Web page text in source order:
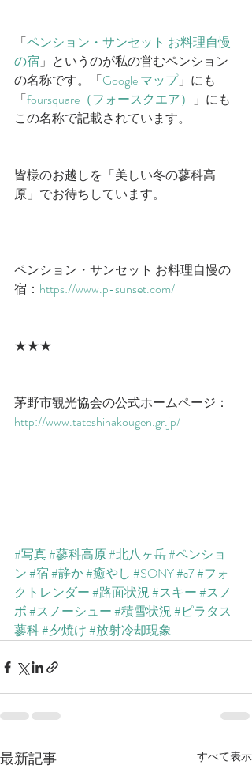
「ペンション・サンセット お料理自慢
の宿 」というのが私の営むペンション
の名称です。「Google マップ」にも
「foursquare（フォースクエア）
」にも
この名称で記載されています。
皆様のお越しを「美しい冬の蓼科高
原」でお待ちしています。
ペンション・サンセット お料理自慢の
宿： https://www.p-sunset.com/
★★★
茅野市観光協会の公式ホームページ：
http://www.tateshinakougen.gr.jp/
#写真#蓼科高原#北八ヶ岳#ペンショ
ン#宿#静か#癒やし #SONY#α7#フォ
クトレンダー#路面状況#スキー#スノ
ボ#スノーシュー#積雪状況#ピラタス
蓼科#夕焼け#放射冷却現象
最新記事 すべて表示